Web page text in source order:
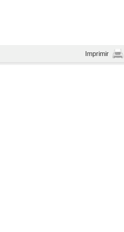
Imprimir